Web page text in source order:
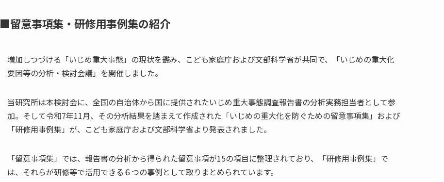
■留意事項集・研修用事例集の紹介
増加しつづける「いじめ重大事態」の現状を鑑み、こども家庭庁および文部科学省が共同で、「いじめの重大化
要因等の分析・検討会議」を開催しました。
当研究所は本検討会に、全国の自治体から国に提供されたいじめ重大事態調査報告書の分析実務担当者として参
加。そして令和7年11月、その分析結果を踏まえて作成された「いじめの重大化を防ぐための留意事項集」および
「研修用事例集」が、こども家庭庁および文部科学省より発表されました。
「留意事項集」では、報告書の分析から得られた留意事項が15の項目に整理されており、「研修用事例集」で
は、それらが研修等で活用できる６つの事例として取りまとめられています。